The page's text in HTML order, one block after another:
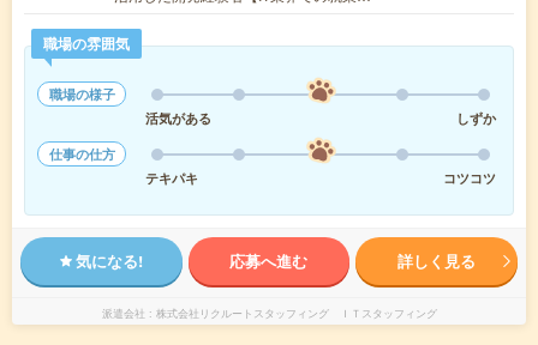
職場の雰囲気
職場の様子
活気がある
しずか
仕事の仕方
テキパキ
コツコツ
気になる! 応募へ進む 詳しく見る
派遣会社 株式会社リクルートスタッフィング ＩＴスタッフィング